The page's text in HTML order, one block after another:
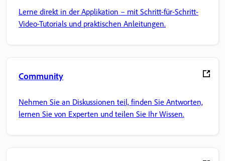
Lerne direkt in der Applikation – mit Schritt-für-Schritt-
Video-Tutorials und praktischen Anleitungen.
Community
Nehmen Sie an Diskussionen teil, finden Sie Antworten,
lernen Sie von Experten und teilen Sie Ihr Wissen.